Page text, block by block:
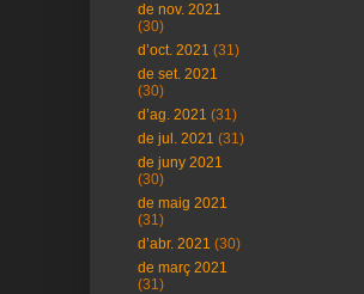
de nov. 2021
(30)
d’oct. 2021 (31)
de set. 2021
(30)
d’ag. 2021 (31)
de jul. 2021 (31)
de juny 2021
(30)
de maig 2021
(31)
d’abr. 2021 (30)
de març 2021
(31)